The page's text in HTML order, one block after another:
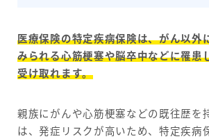
医療保険の特定疾病保険は、がん以外
みられる心筋梗塞や脳卒中などに罹患
受け取れます。
親族にがんや心筋梗塞などの既往歴を
は、発症リスクが高いため、特定疾病